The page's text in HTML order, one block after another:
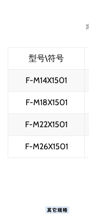
型号\符号
F-M14X1501
F-M18X1501
F-M22X1501
F-M26X1501